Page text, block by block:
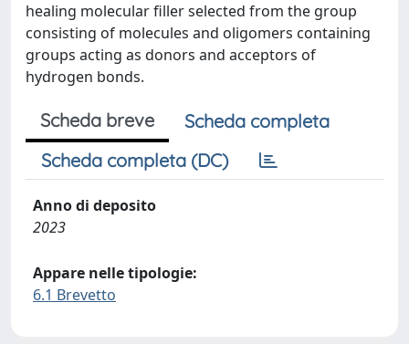
healing molecular filler selected from the group
consisting of molecules and oligomers containing
groups acting as donors and acceptors of
hydrogen bonds.
Scheda breve
Scheda completa
Scheda completa (DC)
Anno di deposito
2023
Appare nelle tipologie:
6.1 Brevetto